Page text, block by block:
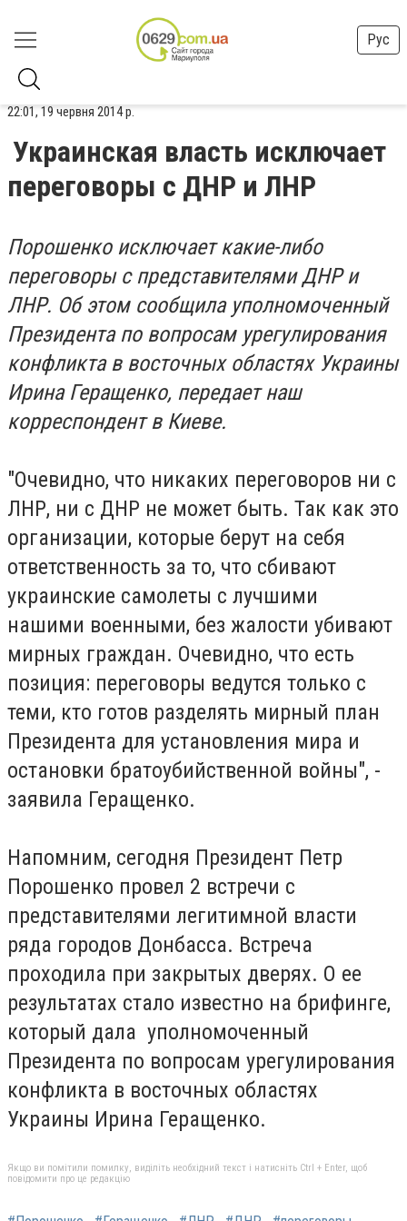
Рус
22:01, 19 червня 2014 р.
Украинская власть исключает
переговоры с ДНР и ЛНР
Порошенко исключает какие-либо
переговоры с представителями ДНР и
ЛНР. Об этом сообщила уполномоченный
Президента по вопросам урегулирования
конфликта в восточных областях Украины
Ирина Геращенко, передает наш
корреспондент в Киеве.
"Очевидно, что никаких переговоров ни с
ЛНР, ни с ДНР не может быть. Так как это
организации, которые берут на себя
ответственность за то, что сбивают
украинские самолеты с лучшими
нашими военными, без жалости убивают
мирных граждан. Очевидно, что есть
позиция: переговоры ведутся только с
теми, кто готов разделять мирный план
Президента для установления мира и
остановки братоубийственной войны", -
заявила Геращенко.
Напомним, сегодня Президент Петр
Порошенко провел 2 встречи с
представителями легитимной власти
ряда городов Донбасса. Встреча
проходила при закрытых дверях. О ее
результатах стало известно на брифинге,
который дала уполномоченный
Президента по вопросам урегулирования
конфликта в восточных областях
Украины Ирина Геращенко.
Якщо ви помітили помилку, виділіть необхідний текст і натисніть Ctrl + Enter, щоб
повідомити про це редакцію